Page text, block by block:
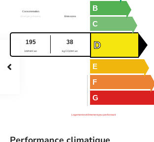
B
C
Consommation
(énergie primaire)
Emissions
195
kWh/m².an
38
kg CO2/m².an
D
E
F
G
Logement extrêmement peu performant